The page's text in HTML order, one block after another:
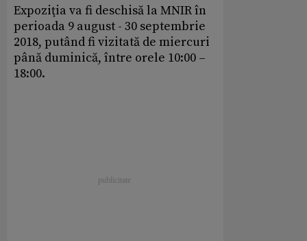
Expoziţia va fi deschisă la MNIR în
perioada 9 august - 30 septembrie
2018, putând fi vizitată de miercuri
până duminică, între orele 10:00 –
18:00.